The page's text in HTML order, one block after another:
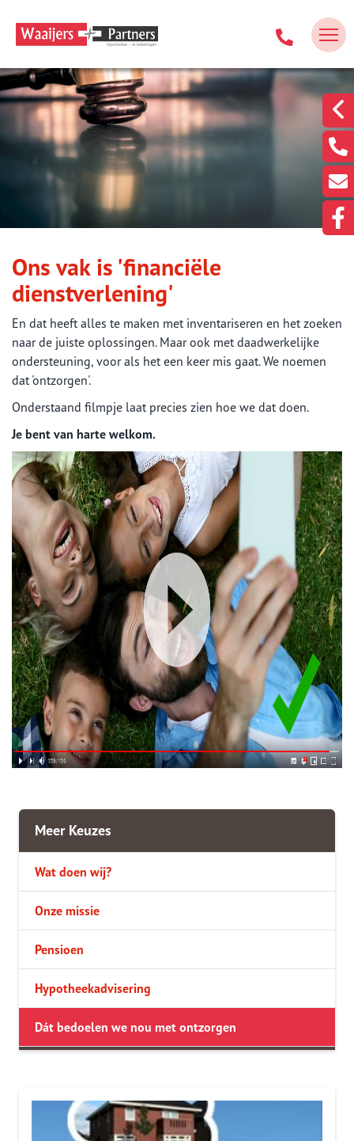
Ons vak is 'financiële
dienstverlening'
En dat heeft alles te maken met inventariseren en het zoeken
naar de juiste oplossingen. Maar ook met daadwerkelijke
ondersteuning, voor als het een keer mis gaat. We noemen
dat 'ontzorgen'.
Onderstaand filmpje laat precies zien hoe we dat doen.
Je bent van harte welkom.
Meer Keuzes
Wat doen wij?
Onze missie
Pensioen
Hypotheekadvisering
Dát bedoelen we nou met ontzorgen